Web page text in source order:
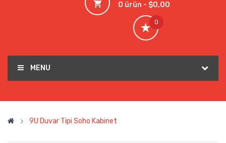
0 ürün - $0,00
0
MENU
9U Duvar Tipi Soho Kabinet